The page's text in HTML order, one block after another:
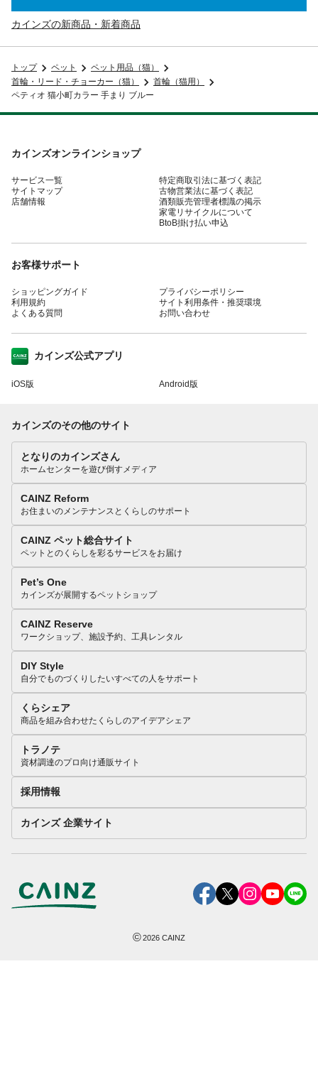
カインズの新商品・新着商品
トップ ペット
ペット用品（猫）
首輪・リード・チョーカー（猫）
首輪（猫用）
ペティオ 猫小町カラー 手まり ブルー
カインズオンラインショップ
サービス一覧
サイトマップ
店舗情報
特定商取引法に基づく表記
古物営業法に基づく表記
酒類販売管理者標識の掲示
家電リサイクルについて
BtoB掛け払い申込
お客様サポート
ショッピングガイド
利用規約
よくある質問
プライバシーポリシー
サイト利用条件・推奨環境
お問い合わせ
カインズ公式アプリ
iOS版 Android版
カインズのその他のサイト
となりのカインズさん
ホームセンターを遊び倒すメディア
CAINZ Reform
お住まいのメンテナンスとくらしのサポート
CAINZ ペット総合サイト
ペットとのくらしを彩るサービスをお届け
Pet’s One
カインズが展開するペットショップ
CAINZ Reserve
ワークショップ、施設予約、工具レンタル
DIY Style
自分でものづくりしたいすべての人をサポート
くらシェア
商品を組み合わせたくらしのアイデアシェア
トラノテ
資材調達のプロ向け通販サイト
採用情報
カインズ 企業サイト
©2026 CAINZ